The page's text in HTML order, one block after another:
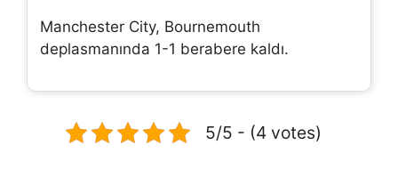
Manchester City, Bournemouth
deplasmanında 1-1 berabere kaldı.
5/5 - (4 votes)